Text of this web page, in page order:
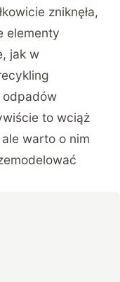
zniknęła,
elementy
jak w
odpadów
to wciąż
warto o nim